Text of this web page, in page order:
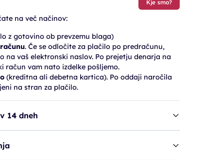
Kje smo?
na več načinov:
z gotovino ob prevzemu blaga)
. Če se odločite za plačilo po predračunu,
na vaš elektronski naslov. Po prejetju denarja na
račun vam nato izdelke pošljemo.
(kreditna ali debetna kartica). Po oddaji naročila
na stran za plačilo.
14 dneh